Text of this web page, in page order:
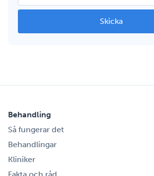
Behandling
Så fungerar det
Behandlingar
Kliniker
Fakta och råd